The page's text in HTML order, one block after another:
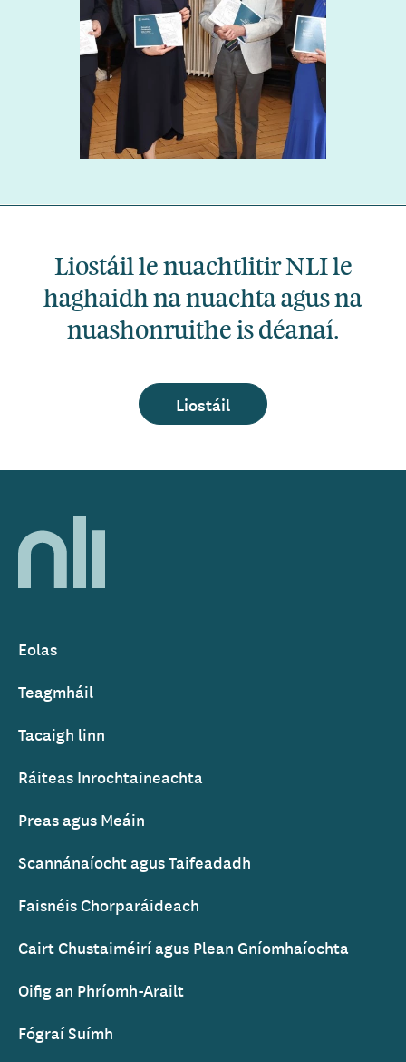
Liostáil le nuachtlitir NLI le
haghaidh na nuachta agus na
nuashonruithe is déanaí.
Liostáil
Home,
National
of
Footer
Eolas
Teagmháil
Tacaigh linn
Ráiteas Inrochtaineachta
Preas agus Meáin
Scannánaíocht agus Taifeadadh
Faisnéis Chorparáideach
Cairt Chustaiméirí agus Plean Gníomhaíochta
Oifig an Phríomh-Arailt
Fógraí Suímh